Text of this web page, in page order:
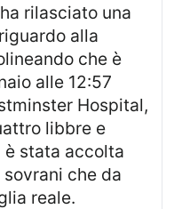
alla
che è
alle 12:57
Hospital,
libbre e
è stata accolta
che da
reale.